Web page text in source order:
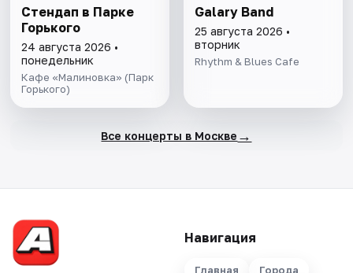
Стендап в Парке
Горького
24 августа 2026 •
понедельник
Кафе «Малиновка» (Парк
Горького)
Galary Band
25 августа 2026 •
вторник
Rhythm & Blues Cafe
Все концерты в Москве →
Навигация
Главная Города